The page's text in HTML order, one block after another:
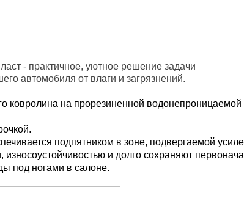
- практичное, уютное решение задачи
автомобиля от влаги и загрязнений.
ковролина на прорезиненной водонепроницаемой
подпятником в зоне, подвергаемой
и долго сохраняют
под ногами в салоне.